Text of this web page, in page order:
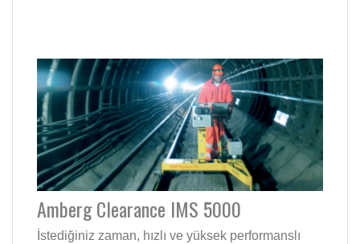
Amberg Clearance IMS 5000
İstediğiniz zaman, hızlı ve yüksek performanslı